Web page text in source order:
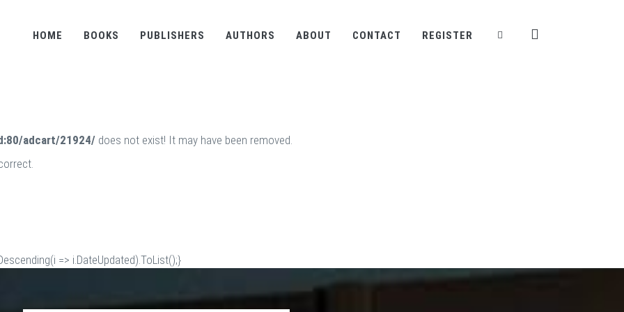
HOME BOOKS PUBLISHERS AUTHORS ABOUT CONTACT REGISTER
adcart/21924/ does not exist! It may have been removed.
=> i.DateUpdated).ToList();}